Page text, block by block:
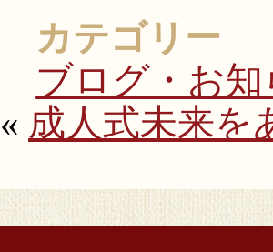
カテゴリー
ブログ・お
« 成人式未来を